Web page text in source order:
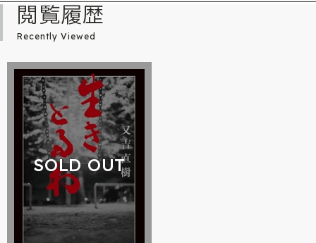
閲覧履歴
Recently Viewed
SOLD OUT